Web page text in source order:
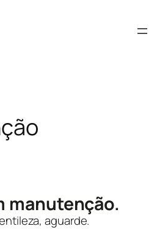
manutenção.
aguarde.